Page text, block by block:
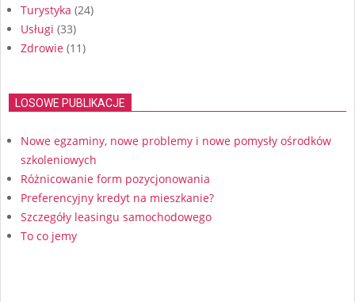
Turystyka (24)
Usługi (33)
Zdrowie (11)
LOSOWE PUBLIKACJE
Nowe egzaminy, nowe problemy i nowe pomysły ośrodków
szkoleniowych
Różnicowanie form pozycjonowania
Preferencyjny kredyt na mieszkanie?
Szczegóły leasingu samochodowego
To co jemy